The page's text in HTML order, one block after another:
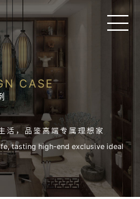
CASE
，品鉴高端专属理想家
tasting high-end exclusive ideal